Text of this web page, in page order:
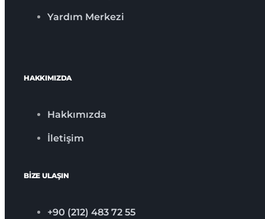
Yardım Merkezi
HAKKIMIZDA
Hakkımızda
İletişim
BİZE ULAŞIN
+90 (212) 483 72 55